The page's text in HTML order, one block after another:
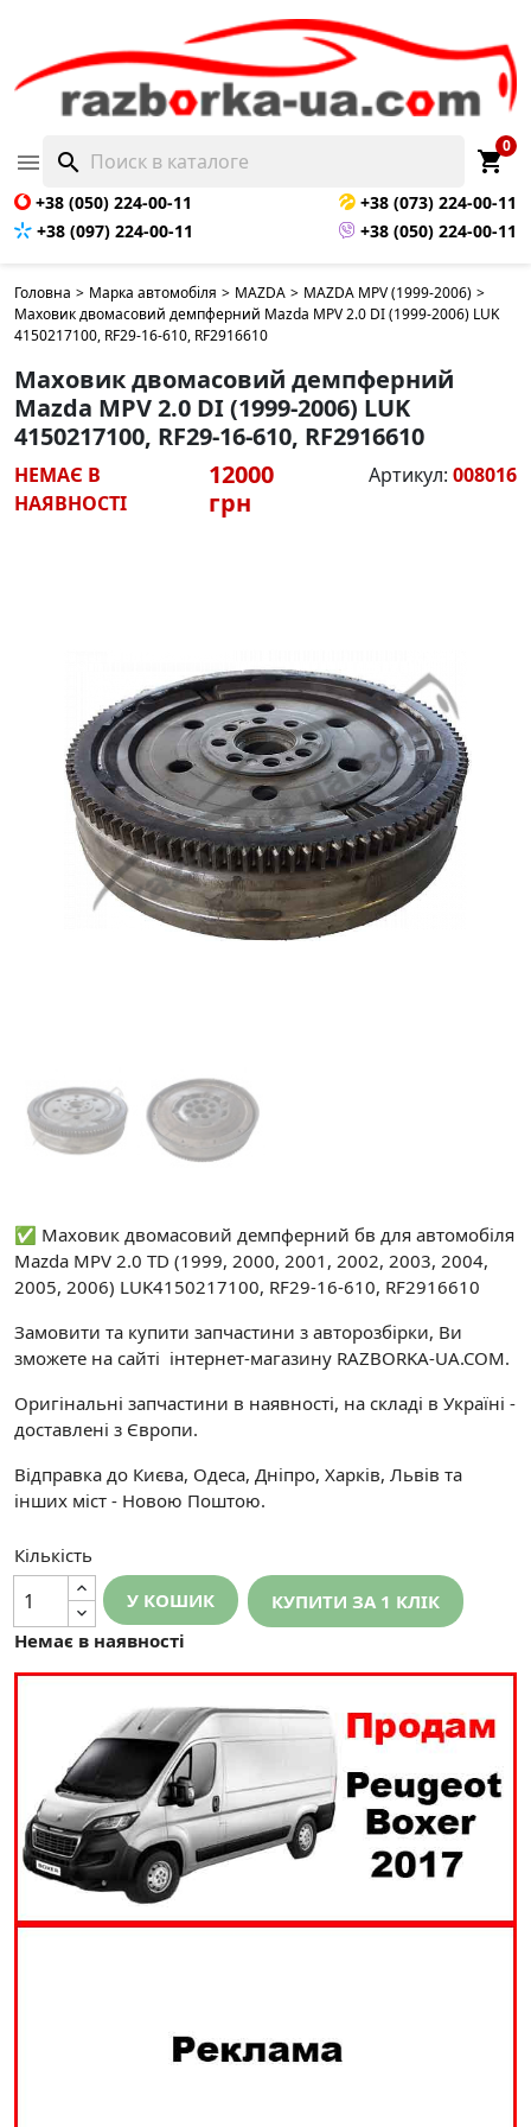
 search shopping_cart
0
+38 (050) 224-00-11
+38 (073) 224-00-11
+38 (097) 224-00-11
+38 (050) 224-00-11
Головна > Марка автомобіля > MAZDA > MAZDA MPV (1999-2006) >
Маховик двомасовий демпферний Mazda MPV 2.0 DI (1999-2006) LUK
4150217100, RF29-16-610, RF2916610
Маховик двомасовий демпферний
Mazda MPV 2.0 DI (1999-2006) LUK
4150217100, RF29-16-610, RF2916610
НЕМАЄ В
НАЯВНОСТІ
12000
грн
Артикул: 008016
НЕМАЄ В НАЯВНОСТІ
✅ Маховик двомасовий демпферний бв для автомобіля
Mazda MPV 2.0 TD (1999, 2000, 2001, 2002, 2003, 2004,
2005, 2006) LUK4150217100, RF29-16-610, RF2916610
Замовити та купити запчастини з авторозбірки, Ви
зможете на сайті інтернет-магазину RAZBORKA-UA.COM.
Оригінальні запчастини в наявності, на складі в Україні -
доставлені з Європи.
Відправка до Києва, Одеса, Дніпро, Харків, Львів та
інших міст - Новою Поштою.
Кількість
У КОШИК
КУПИТИ ЗА 1 КЛIК
Немає в наявності